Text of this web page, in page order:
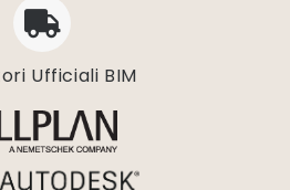
Ufficiali BIM